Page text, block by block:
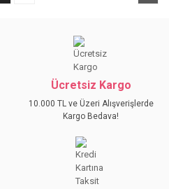
Ücretsiz Kargo
10.000 TL ve Üzeri Alışverişlerde
Kargo Bedava!